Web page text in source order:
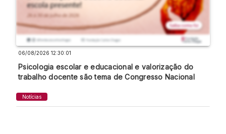
06/08/2026 12:30:01
Psicologia escolar e educacional e valorização do
trabalho docente são tema de Congresso Nacional
Notícias